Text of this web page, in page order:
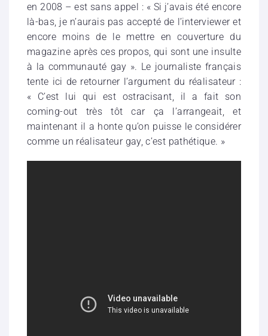
en 2008 – est sans appel : « Si j’avais été encore
là-bas, je n’aurais pas accepté de l’interviewer et
encore moins de le mettre en couverture du
magazine après ces propos, qui sont une insulte
à la communauté gay ». Le journaliste français
tente ici de retourner l’argument du réalisateur :
« C’est lui qui est ostracisant, il a fait son
coming-out très tôt car ça l’arrangeait, et
maintenant il a honte qu’on puisse le considérer
comme un réalisateur gay, c’est pathétique. »